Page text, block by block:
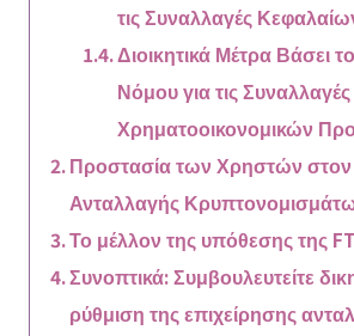
τις Συναλλαγές
Διοικητικά Μέτρα Βάσει
Νόμου για τις Συναλλαγές
Χρηματοοικονομικών
Προστασία των Χρηστών
Ανταλλαγής
Το μέλλον της υπόθεσης της
Συνοπτικά: Συμβουλευτείτε
ρύθμιση της επιχείρησης